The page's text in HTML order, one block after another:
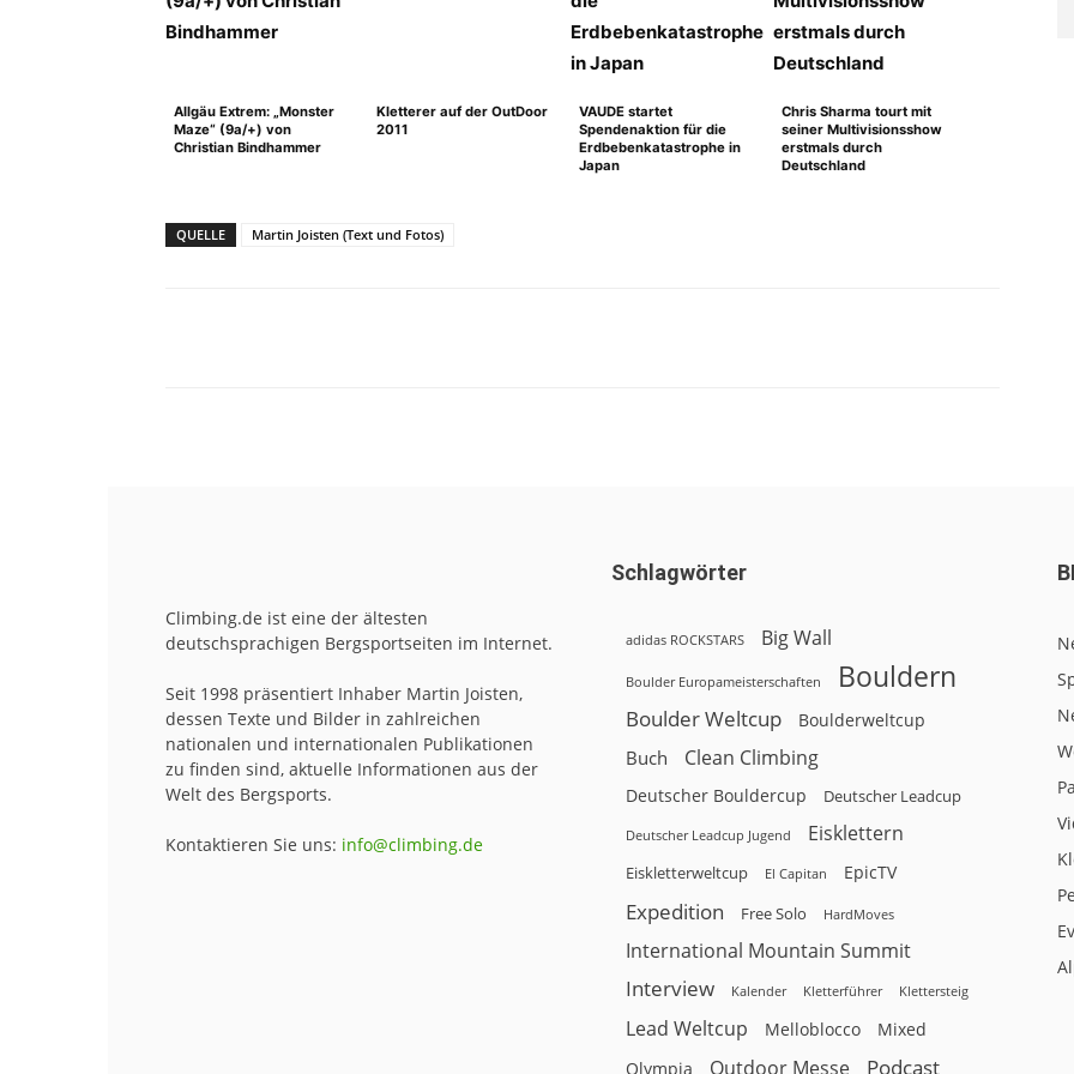
Allgäu Extrem: „Monster
Maze“ (9a/+) von
Christian Bindhammer
Kletterer auf der OutDoor
2011
VAUDE startet
Spendenaktion für die
Erdbebenkatastrophe in
Japan
Chris Sharma tourt mit
seiner Multivisionsshow
erstmals durch
Deutschland
QUELLE Martin Joisten (Text und Fotos)
Climbing.de ist eine der ältesten
deutschsprachigen Bergsportseiten im Internet.
Seit 1998 präsentiert Inhaber Martin Joisten,
dessen Texte und Bilder in zahlreichen
nationalen und internationalen Publikationen
zu finden sind, aktuelle Informationen aus der
Welt des Bergsports.
Kontaktieren Sie uns: info@climbing.de
Schlagwörter
adidas ROCKSTARS Big Wall
Boulder Europameisterschaften Bouldern
Boulder Weltcup Boulderweltcup
Buch Clean Climbing
Deutscher Bouldercup Deutscher Leadcup
Deutscher Leadcup Jugend Eisklettern
Eiskletterweltcup El Capitan EpicTV
Expedition Free Solo HardMoves
International Mountain Summit
Interview Kalender Kletterführer Klettersteig
Lead Weltcup Melloblocco Mixed
Olympia Outdoor Messe Podcast